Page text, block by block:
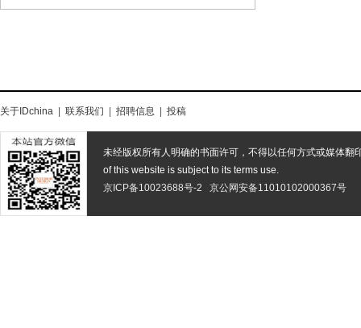
关于IDchina 联系我们 招聘信息 投稿
未经版权所有人明确的书面许可，不得以任何方式或媒体翻
of this website is subject to its terms use.
京ICP备10023688号-2
京公网安备11010102000367号